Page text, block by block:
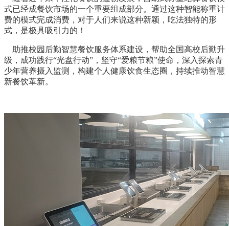
式已经成餐饮市场的一个重要组成部分。通过这种智能称重计
费的模式完成消费，对于人们来说这种新颖，吃法独特的形
式，是极具吸引力的！
助推校园后勤智慧餐饮服务体系建设，帮助全国高校后勤升
级，成功践行“光盘行动”，坚守“爱粮节粮”使命，深入探索青
少年营养摄入监测，构建个人健康饮食生态圈，持续推动智慧
新餐饮革新。